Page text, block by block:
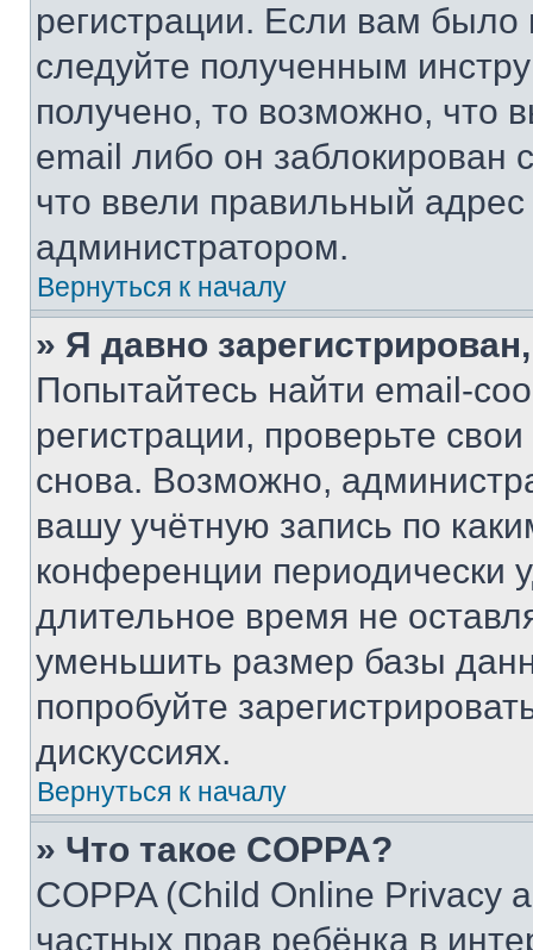
регистрации. Если вам
следуйте полученным
получено, то возможно, что
email либо он
что ввели правильный адрес
администратором.
Вернуться к началу
» Я давно
Попытайтесь найти email-
регистрации, проверьте
снова. Возможно,
вашу учётную запись по
конференции периодически
длительное время не
уменьшить размер базы
попробуйте
дискуссиях.
Вернуться к началу
» Что такое COPPA?
COPPA (Child Online Privacy
частных прав ребёнка в